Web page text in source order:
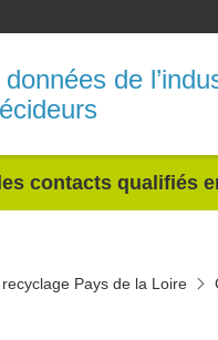
de
contacts
Pays de la Loire